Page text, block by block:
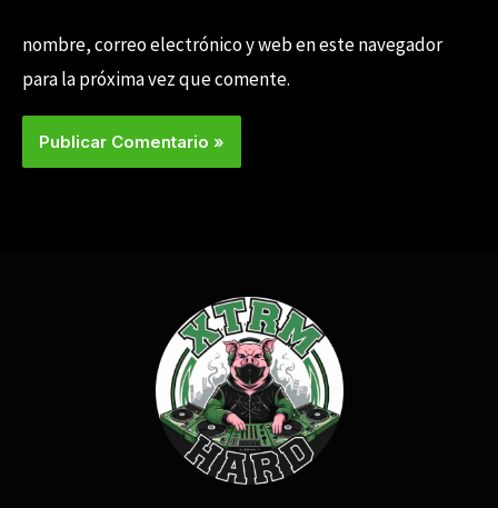
nombre, correo electrónico y web en este navegador
para la próxima vez que comente.